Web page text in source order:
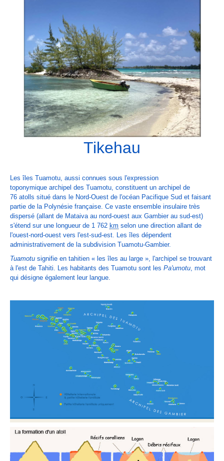
Tikehau
Les îles Tuamotu, aussi connues sous l'expression
toponymique archipel des Tuamotu, constituent un archipel de
76 atolls situé dans le Nord-Ouest de l'océan Pacifique Sud et faisant
partie de la Polynésie française . Ce vaste ensemble insulaire très
dispersé (allant de Mataiva au nord-ouest aux Gambierau sud-est)
s'étend sur une longueur de 1 762 km selon une direction allant de
l'ouest-nord-ouest vers l'est-sud-est. Les îles dépendent
administrativement de la subdivision Tuamotu-Gambier.
Tuamotu signifie en tahitien « les îles au large », l'archipel se trouvant
à l'est de Tahiti . Les habitants des Tuamotu sont les Pa'umotu , mot
qui désigne également leur langue